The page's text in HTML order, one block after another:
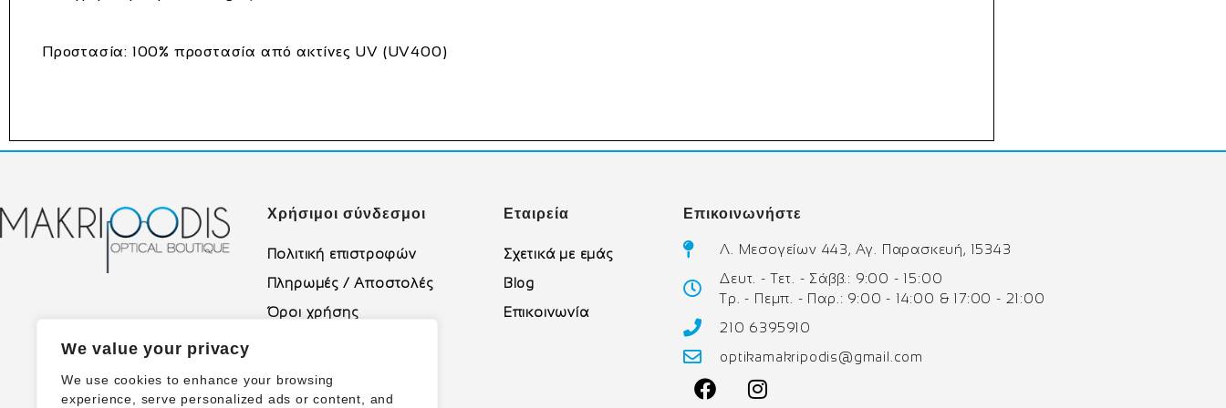
We value your privacy
We use cookies to enhance your browsing
experience, serve personalized ads or content, and
Προστασία: 100% προστασία από ακτίνες UV (UV400)
Χρήσιμοι σύνδεσμοι
Πολιτική επιστροφών
Πληρωμές / Αποστολές
Όροι χρήσης
Εταιρεία
Σχετικά με εμάς
Blog
Επικοινωνία
Επικοινωνήστε
Λ. Μεσογείων 443, Αγ. Παρασκευή, 15343
Δευτ. - Τετ. - Σάββ.: 9:00 - 15:00
Τρ. - Πεμπ. - Παρ.: 9:00 - 14:00 & 17:00 - 21:00
210 6395910
optikamakripodis@gmail.com